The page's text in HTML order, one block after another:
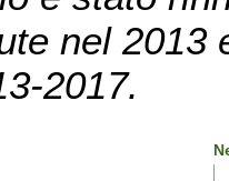
nel 2013
2017.